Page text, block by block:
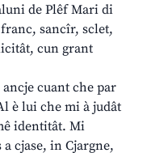
de Plêf Mari di
sancîr, sclet,
cun grant
cuant che par
è lui che mi à judât
identitât. Mi
cjase, in Cjargne,